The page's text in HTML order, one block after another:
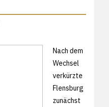
Nach dem
Wechsel
verkürzte
Flensburg
zunächst